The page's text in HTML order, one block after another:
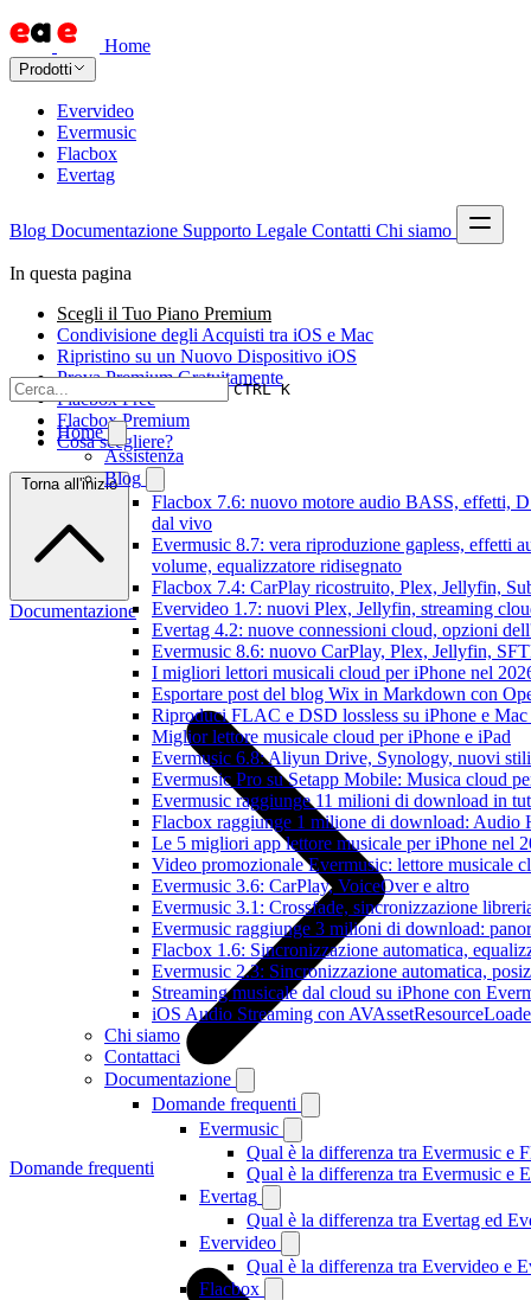
Home
Prodotti
Evervideo
Evermusic
Flacbox
Evertag
Blog Documentazione Supporto Legale Contatti Chi siamo
CTRL K
Home
Assistenza
Blog
Flacbox 7.6: nuovo motore audio BASS, effetti,
dal vivo
Evermusic 8.7: vera riproduzione gapless, effetti
volume, equalizzatore ridisegnato
Flacbox 7.4: CarPlay ricostruito, Plex, Jellyfin,
Evervideo 1.7: nuovi Plex, Jellyfin, streaming
Evertag 4.2: nuove connessioni cloud, opzioni
Evermusic 8.6: nuovo CarPlay, Plex, Jellyfin,
I migliori lettori musicali cloud per iPhone nel
Esportare post del blog Wix in Markdown con
Riproduci FLAC e DSD lossless su iPhone e
Miglior lettore musicale cloud per iPhone e iPad
Evermusic 6.8: Aliyun Drive, Synology, nuovi
Evermusic Pro su Setapp Mobile: Musica cloud
Evermusic raggiunge 11 milioni di download in
Flacbox raggiunge 1 milione di download: Audio
Le 5 migliori app lettore musicale per iPhone nel
Video promozionale Evermusic: lettore musicale
Evermusic 3.6: CarPlay, VoiceOver e altro
Evermusic 3.1: Crossfade, sincronizzazione
Evermusic raggiunge 3 milioni di download:
Flacbox 1.6: Sincronizzazione automatica,
Evermusic 2.3: Sincronizzazione automatica,
Streaming musicale dal cloud su iPhone con
iOS Audio Streaming con
Chi siamo
Contattaci
Documentazione
Domande frequenti
Evermusic
Qual è la differenza tra Evermusic e
Qual è la differenza tra Evermusic e
Evertag
Qual è la differenza tra Evertag ed
Evervideo
Qual è la differenza tra Evervideo e
Flacbox
In questa pagina
Scegli il Tuo Piano Premium
Condivisione degli Acquisti tra iOS e Mac
Ripristino su un Nuovo Dispositivo iOS
Prova Premium Gratuitamente
Flacbox Free
Flacbox Premium
Cosa scegliere?
Torna all'inizio
Documentazione
Domande frequenti